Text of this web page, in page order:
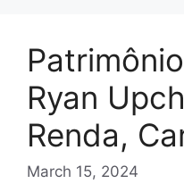
Ryan
Renda,
March 15, 2024